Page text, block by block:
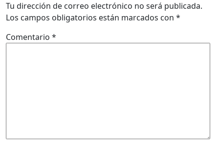
Tu dirección de correo electrónico no será publicada.
Los campos obligatorios están marcados con *
Comentario *